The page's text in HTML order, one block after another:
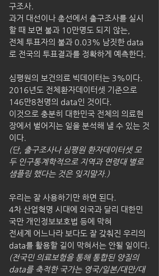
구조사.
과거 대선이나 총선에서 출구조사를 실시
할 때 보면 불과 10만명도 되지 않는,
전체 투표자의 불과 0.03% 남짓한 data
로 전국의 투표결과를 정확하게 예측한다.
심평원의 보건의료 빅데이터는 3%이다.
2016년도 전체환자데이터셋 기준으로
146만8천명의 data인 것이다.
이것으로 충분히 대한민국 전체의 의료현
장에서 벌어지는 일을 분석해 낼 수 있는 것
이다.
(단, 출구조사나 심평원 환자데이터셋 모
두 인구통계학적으로 지역과 연령대 별로
샘플링 했다는 것은 잊지말자.)
우리는 잘 사용하기만 하면 된다.
4차 산업혁명 시대에 외국과 달리 대한민
국만 개인정보보호법 등에 막혀
전세계 어느나라 보다도 잘 갖춰진 우리의
data를 활용할 길이 막혀서는 안될 일이다.
(전국민 의료보험을 통해 통합된 양질의
data를 축적한 국가는 영국/일본/대만/대